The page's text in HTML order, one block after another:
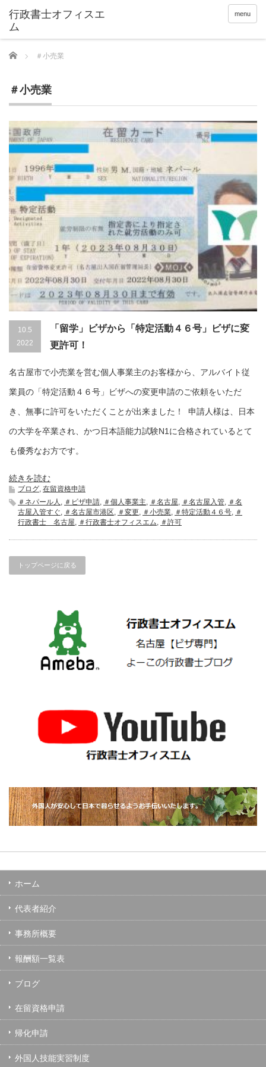
menu
Home ＃小売業
＃小売業
10.5
2022
「留学」ビザから「特定活動４６号」ビザに変
更許可！
名古屋市で小売業を営む個人事業主のお客様から、アルバイト従
業員の「特定活動４６号」ビザへの変更申請のご依頼をいただ
き、無事に許可をいただくことが出来ました！ 申請人様は、日本
の大学を卒業され、かつ日本語能力試験N1に合格されているとて
も優秀なお方です。
続きを読む
ブログ, 在留資格申請
＃ネパール人 , ＃ビザ申請, ＃個人事業主, ＃名古屋, ＃名古屋入管, ＃名
古屋入管すぐ, ＃名古屋市港区, ＃変更, ＃小売業, ＃特定活動４６号, ＃
行政書士 名古屋, ＃行政書士オフィスエム, ＃許可
トップページに戻る
ホーム
代表者紹介
事務所概要
報酬額一覧表
ブログ
在留資格申請
帰化申請
外国人技能実習制度